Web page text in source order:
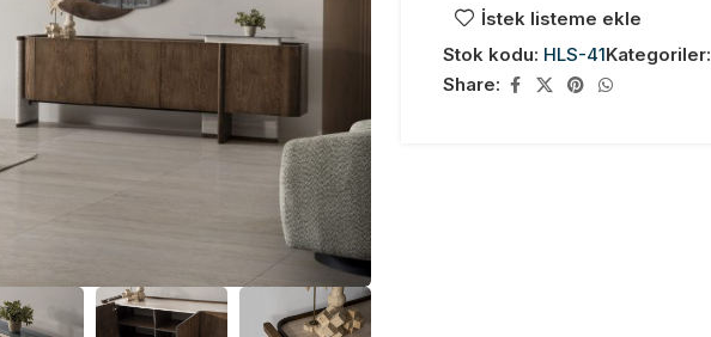
İstek listeme ekle
Stok kodu: HLS-41Kategoriler:
Share: